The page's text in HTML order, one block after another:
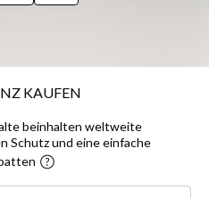
KAUFEN
beinhalten weltweite
Schutz und eine einfache